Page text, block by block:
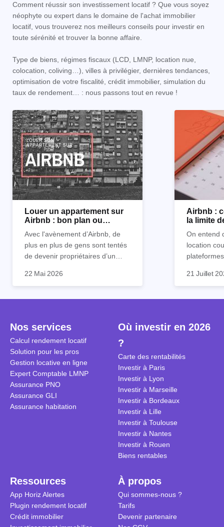
Comment réussir son investissement locatif ? Que vous soyez
néophyte ou expert dans le domaine de l'achat immobilier
locatif, vous trouverez nos meilleurs conseils pour investir en
toute sérénité et trouver la bonne affaire.
Type de biens, régimes fiscaux (LCD, LMNP, location nue,
colocation, coliving…), villes à privilégier, dernières tendances,
optimisation de votre fiscalité, crédit immobilier, simulation du
taux de rendement… : nous passons tout en revue !
Louer un appartement sur
Airbnb : bon plan ou
Avec l'avènement d’Airbnb, de
plus en plus de gens sont tentés
de devenir propriétaires d’un
suite. On compte environ 25 000
sont des meublés touristiques à
est-ce rentable ? Quels sont les
frais à prévoir ? Les différentes
conditions à remplir ?
22 Mai 2026
Airbnb :
la limite
On entend
location
idées
Je vais
entendu)
encore ne
d’autres
21 Juillet
Nos services
Calcul rendement locatif
Solution pour les pros
Gestion locative en ligne
Expert Comptable LMNP
Assurance PNO
Assurance GLI
Assurance habitation
Où investir en 2026
?
Carte des rentabilités
Investir à Paris
Investir à Lyon
Investir à Marseille
Investir à Bordeaux
Investir à Lille
Investir à Toulouse
Investir à Nantes
Investir à Rouen
Biens rentables
Ressources
App Horiz Alertes
Plugin rendement locatif
Crédit immobilier
À propos
Qui sommes-nous ?
Tarifs
Devenir partenaire